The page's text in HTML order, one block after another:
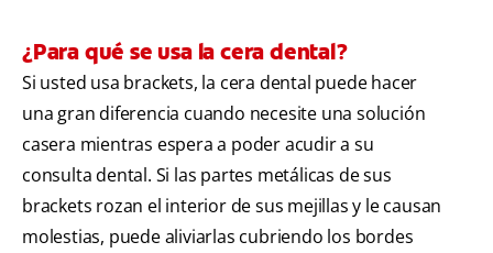
¿Para qué se usa la cera dental?
Si usted usa brackets, la cera dental puede hacer
una gran diferencia cuando necesite una solución
casera mientras espera a poder acudir a su
consulta dental. Si las partes metálicas de sus
brackets rozan el interior de sus mejillas y le causan
molestias, puede aliviarlas cubriendo los bordes